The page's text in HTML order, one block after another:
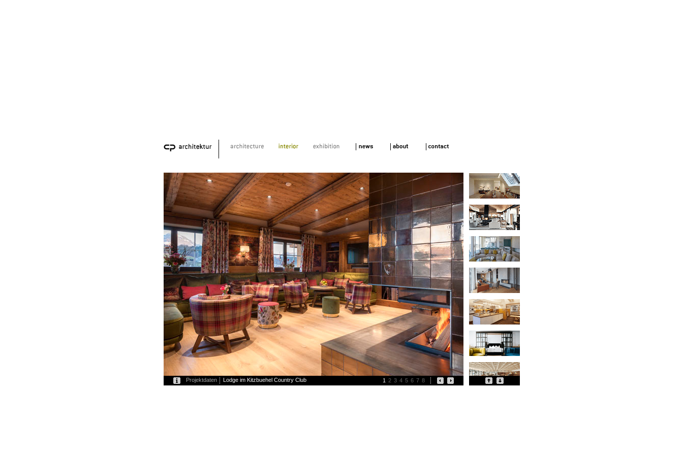
Projektdaten Lodge im Kitzbuehel Country Club 1 2 3 4 5 6 7 8